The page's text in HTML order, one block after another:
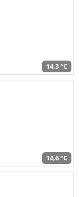
14,3 °C
14,6 °C